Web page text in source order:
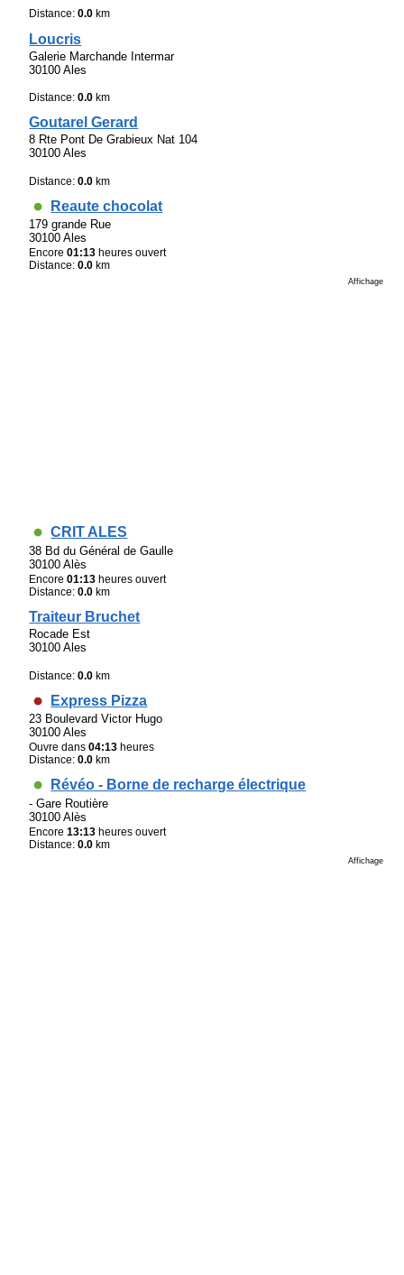
Distance:0.0 km
Loucris
Galerie Marchande Intermar
30100 Ales
Distance:0.0 km
Goutarel Gerard
8 Rte Pont De Grabieux Nat 104
30100 Ales
Distance:0.0 km
Reaute chocolat
179 grande Rue
30100 Ales
Encore01:13 heures ouvert
Distance:0.0 km
Affichage
CRIT ALES
38 Bd du Général de Gaulle
30100 Alès
Encore01:13 heures ouvert
Distance:0.0 km
Traiteur Bruchet
Rocade Est
30100 Ales
Distance:0.0 km
Express Pizza
23 Boulevard Victor Hugo
30100 Ales
Ouvre dans04:13 heures
Distance:0.0 km
Révéo - Borne de recharge électrique
- Gare Routière
30100 Alès
Encore13:13 heures ouvert
Distance:0.0 km
Affichage